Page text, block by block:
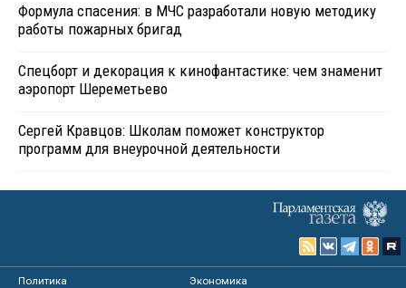
Формула спасения: в МЧС разработали новую методику
работы пожарных бригад
Спецборт и декорация к кинофантастике: чем знаменит
аэропорт Шереметьево
Сергей Кравцов: Школам поможет конструктор
программ для внеурочной деятельности
Политика
Экономика